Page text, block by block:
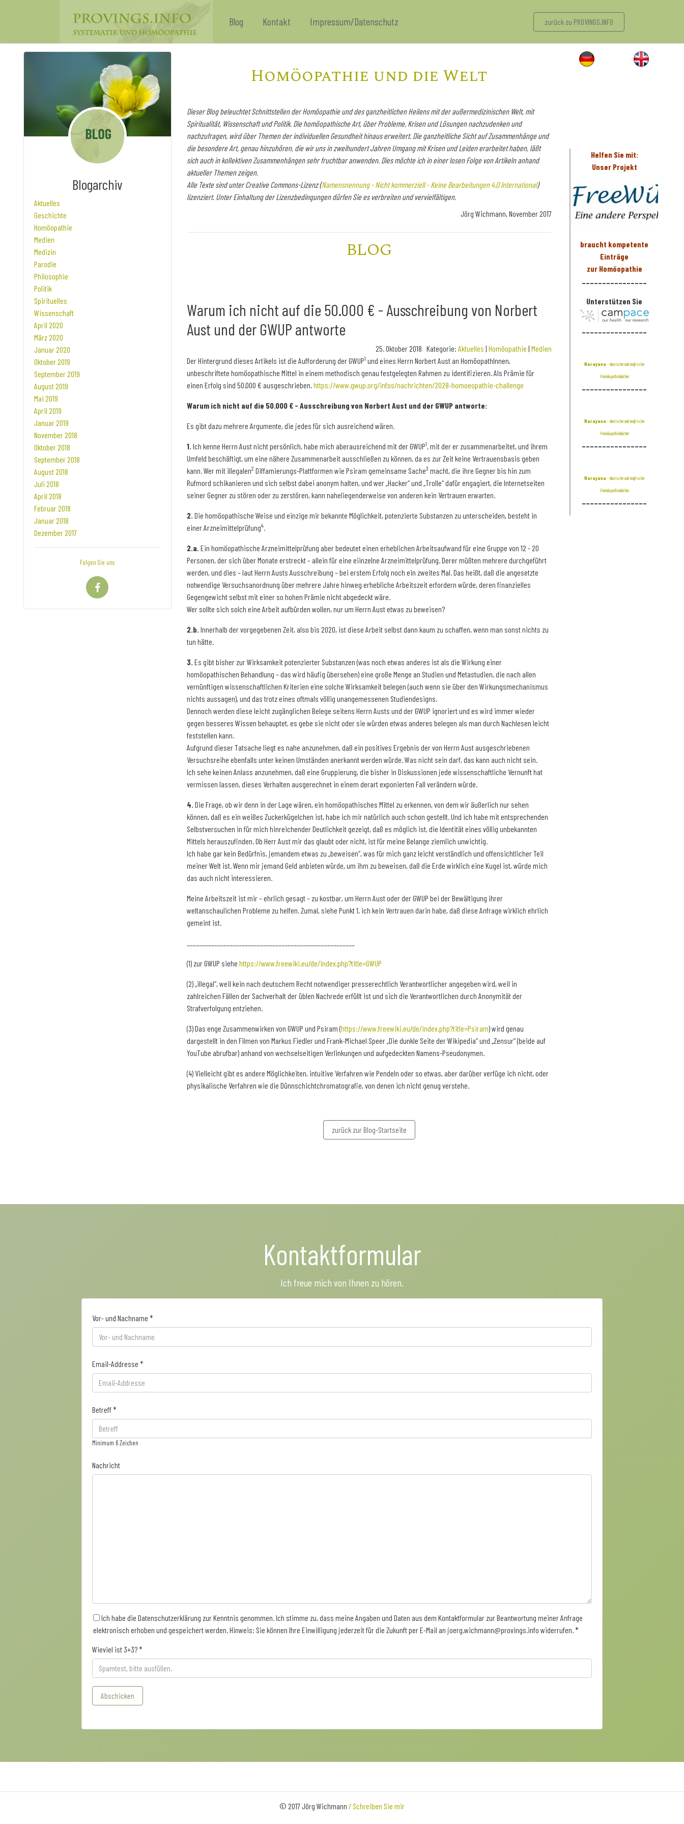
Blog Kontakt Impressum/Datenschutz zurück zu PROVINGS.INFO
Blogarchiv
Aktuelles
Geschichte
Homöopathie
Medien
Medizin
Parodie
Philosophie
Politik
Spirituelles
Wissenschaft
April 2020
März 2020
Januar 2020
Oktober 2019
September 2019
August 2019
Mai 2019
April 2019
Januar 2019
November 2018
Oktober 2018
September 2018
August 2018
Juli 2018
April 2018
Februar 2018
Januar 2018
Dezember 2017
Folgen Sie uns
Homöopathie und die Welt
Dieser Blog beleuchtet Schnittstellen der Homöopathie und des ganzheitlichen Heilens mit der außermedizinischen Welt, mit
Spiritualität, Wissenschaft und Politik. Die homöopathische Art, über Probleme, Krisen und Lösungen nachzudenken und
nachzufragen, wird über Themen der individuellen Gesundheit hinaus erweitert. Die ganzheitliche Sicht auf Zusammenhänge und
die besondere Art, genau hinzuhören, die wir uns in zweihundert Jahren Umgang mit Krisen und Leiden erarbeitet haben, läßt
sich auch in kollektiven Zusammenhängen sehr fruchtbar anwenden. Dies möchte ich in einer losen Folge von Artikeln anhand
aktueller Themen zeigen.
Alle Texte sind unter Creative Commons-Lizenz (Namensnennung - Nicht kommerziell - Keine Bearbeitungen 4.0 International)
lizenziert. Unter Einhaltung der Lizenzbedingungen dürfen Sie es verbreiten und vervielfältigen.
Jörg Wichmann, November 2017
BLOG
Warum ich nicht auf die 50.000 € - Ausschreibung von Norbert
Aust und der GWUP antworte
25. Oktober 2018 Kategorie:Aktuelles |Homöopathie |Medien
Der Hintergrund dieses Artikels ist die Aufforderung der GWUP1 und eines Herrn Norbert Aust an HomöopathInnen,
unbeschriftete homöopathische Mittel in einem methodisch genau festgelegten Rahmen zu identifizieren. Als Prämie für
einen Erfolg sind 50.000 € ausgeschrieben.https://www.gwup.org/infos/nachrichten/2028-homoeopathie-challenge
Warum ich nicht auf die 50.000 € - Ausschreibung von Norbert Aust und der GWUP antworte:
Es gibt dazu mehrere Argumente, die jedes für sich ausreichend wären.
1. Ich kenne Herrn Aust nicht persönlich, habe mich aberausreichend mit der GWUP1, mit der er zusammenarbeitet, und ihrem
Umfeld beschäftigt, um eine nähere Zusammenarbeit ausschließen zu können, da es zur Zeit keine Vertrauensbasis geben
kann. Wer mit illegalen2 Diffamierungs-Plattformen wie Psiram gemeinsame Sache3 macht, die ihre Gegner bis hin zum
Rufmord schikanieren und sich selbst dabei anonym halten, und wer „Hacker“ und „Trolle“ dafür engagiert, die Internetseiten
seiner Gegner zu stören oder zu zerstören, kann naheliegenderweise von anderen kein Vertrauen erwarten.
2. Die homöopathische Weise und einzige mir bekannte Möglichkeit, potenzierte Substanzen zu unterscheiden, besteht in
einer Arzneimittelprüfung4.
2.a. Ein homöopathische Arzneimittelprüfung aber bedeutet einen erheblichen Arbeitsaufwand für eine Gruppe von 12 - 20
Personen, der sich über Monate erstreckt – allein für eine eiinzelne Arzneimittelprüfung. Derer müßten mehrere durchgeführt
werden, und dies – laut Herrn Austs Ausschreibung – bei erstem Erfolg noch ein zweites Mal. Das heißt, daß die angesetzte
notwendige Versuchsanordnung über mehrere Jahre hinweg erhebliche Arbeitszeit erfordern würde, deren finanzielles
Gegengewicht selbst mit einer so hohen Prämie nicht abgedeckt wäre.
Wer sollte sich solch eine Arbeit aufbürden wollen, nur um Herrn Aust etwas zu beweisen?
2.b. Innerhalb der vorgegebenen Zeit, also bis 2020, ist diese Arbeit selbst dann kaum zu schaffen, wenn man sonst nichts zu
tun hätte.
3. Es gibt bisher zur Wirksamkeit potenzierter Substanzen (was noch etwas anderes ist als die Wirkung einer
homöopathischen Behandlung – das wird häufig übersehen) eine große Menge an Studien und Metastudien, die nach allen
vernünftigen wissenschaftlichen Kriterien eine solche Wirksamkeit belegen (auch wenn sie über den Wirkungsmechanismus
nichts aussagen), und das trotz eines oftmals völlig unangemessenen Studiendesigns.
Dennoch werden diese leicht zugänglichen Belege seitens Herrn Austs und der GWUP ignoriert und es wird immer wieder
gegen besseres Wissen behauptet, es gebe sie nicht oder sie würden etwas anderes belegen als man durch Nachlesen leicht
feststellen kann.
Aufgrund dieser Tatsache liegt es nahe anzunehmen, daß ein positives Ergebnis der von Herrn Aust ausgeschriebenen
Versuchsreihe ebenfalls unter keinen Umständen anerkannt werden würde. Was nicht sein darf, das kann auch nicht sein.
Ich sehe keinen Anlass anzunehmen, daß eine Gruppierung, die bisher in Diskussionen jede wissenschaftliche Vernunft hat
vermissen lassen, dieses Verhalten ausgerechnet in einem derart exponierten Fall verändern würde.
4. Die Frage, ob wir denn in der Lage wären, ein homöopathisches Mittel zu erkennen, von dem wir äußerlich nur sehen
können, daß es ein weißes Zuckerkügelchen ist, habe ich mir natürlich auch schon gestellt. Und ich habe mit entsprechenden
Selbstversuchen in für mich hinreichender Deutlichkeit gezeigt, daß es möglich ist, die Identität eines völlig unbekannten
Mittels herauszufinden. Ob Herr Aust mir das glaubt oder nicht, ist für meine Belange ziemlich unwichtig.
Ich habe gar kein Bedürfnis, jemandem etwas zu „beweisen“, was für mich ganz leicht verständlich und offensichtlicher Teil
meiner Welt ist. Wenn mir jemand Geld anbieten würde, um ihm zu beweisen, daß die Erde wirklich eine Kugel ist, würde mich
das auch nicht interessieren.
Meine Arbeitszeit ist mir – ehrlich gesagt – zu kostbar, um Herrn Aust oder der GWUP bei der Bewältigung ihrer
weltanschaulichen Probleme zu helfen. Zumal, siehe Punkt 1, ich kein Vertrauen darin habe, daß diese Anfrage wirklich ehrlich
gemeint ist.
(1) zur GWUP siehe https://www.freewiki.eu/de/index.php?title=GWUP
(2) „illegal“, weil kein nach deutschem Recht notwendiger presserechtlich Verantwortlicher angegeben wird, weil in
zahlreichen Fällen der Sachverhalt der üblen Nachrede erfüllt ist und sich die Verantwortlichen durch Anonymität der
Strafverfolgung entziehen.
(3) Das enge Zusammenwirken von GWUP und Psiram (https://www.freewiki.eu/de/index.php?title=Psiram) wird genau
dargestellt in den Filmen von Markus Fiedler und Frank-Michael Speer „Die dunkle Seite der Wikipedia“ und „Zensur“ (beide auf
YouTube abrufbar) anhand von wechselseitigen Verlinkungen und aufgedeckten Namens-Pseudonymen.
(4) Vielleicht gibt es andere Möglichkeiten, intuitive Verfahren wie Pendeln oder so etwas, aber darüber verfüge ich nicht, oder
physikalische Verfahren wie die Dünnschichtchromatografie, von denen ich nicht genug verstehe.
zurück zur Blog-Startseite
Helfen Sie mit:
Unser Projekt
braucht kompetente
Einträge
zur Homöopathie
________________
Unterstützen Sie
________________
Narayana - deutsche und englische
Homöopathiebücher
________________
Narayana - deutsche und englische
Homöopathiebücher
________________
Narayana - deutsche und englische
Homöopathiebücher
________________
Kontaktformular
Ich freue mich von Ihnen zu hören.
Vor- und Nachname *
Email-Addresse *
Betreff *
Minimum 6 Zeichen
Nachricht
Ich habe die Datenschutzerklärung zur Kenntnis genommen. Ich stimme zu, dass meine Angaben und Daten aus dem Kontaktformular zur Beantwortung meiner Anfrage
elektronisch erhoben und gespeichert werden. Hinweis: Sie können Ihre Einwilligung jederzeit für die Zukunft per E-Mail an joerg.wichmann@provings.info widerrufen. *
Wieviel ist 3+3? *
© 2017 Jörg Wichmann / Schreiben Sie mir